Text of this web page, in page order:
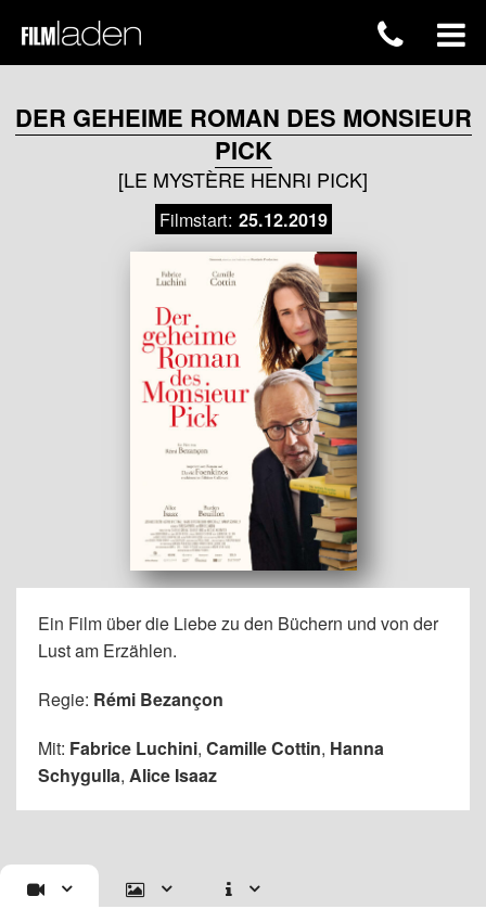
DER GEHEIME ROMAN DES MONSIEUR
PICK
[LE MYSTÈRE HENRI PICK]
Filmstart: 25.12.2019
Ein Film über die Liebe zu den Büchern und von der
Lust am Erzählen.
Regie: Rémi Bezançon
Mit: Fabrice Luchini, Camille Cottin, Hanna
Schygulla, Alice Isaaz